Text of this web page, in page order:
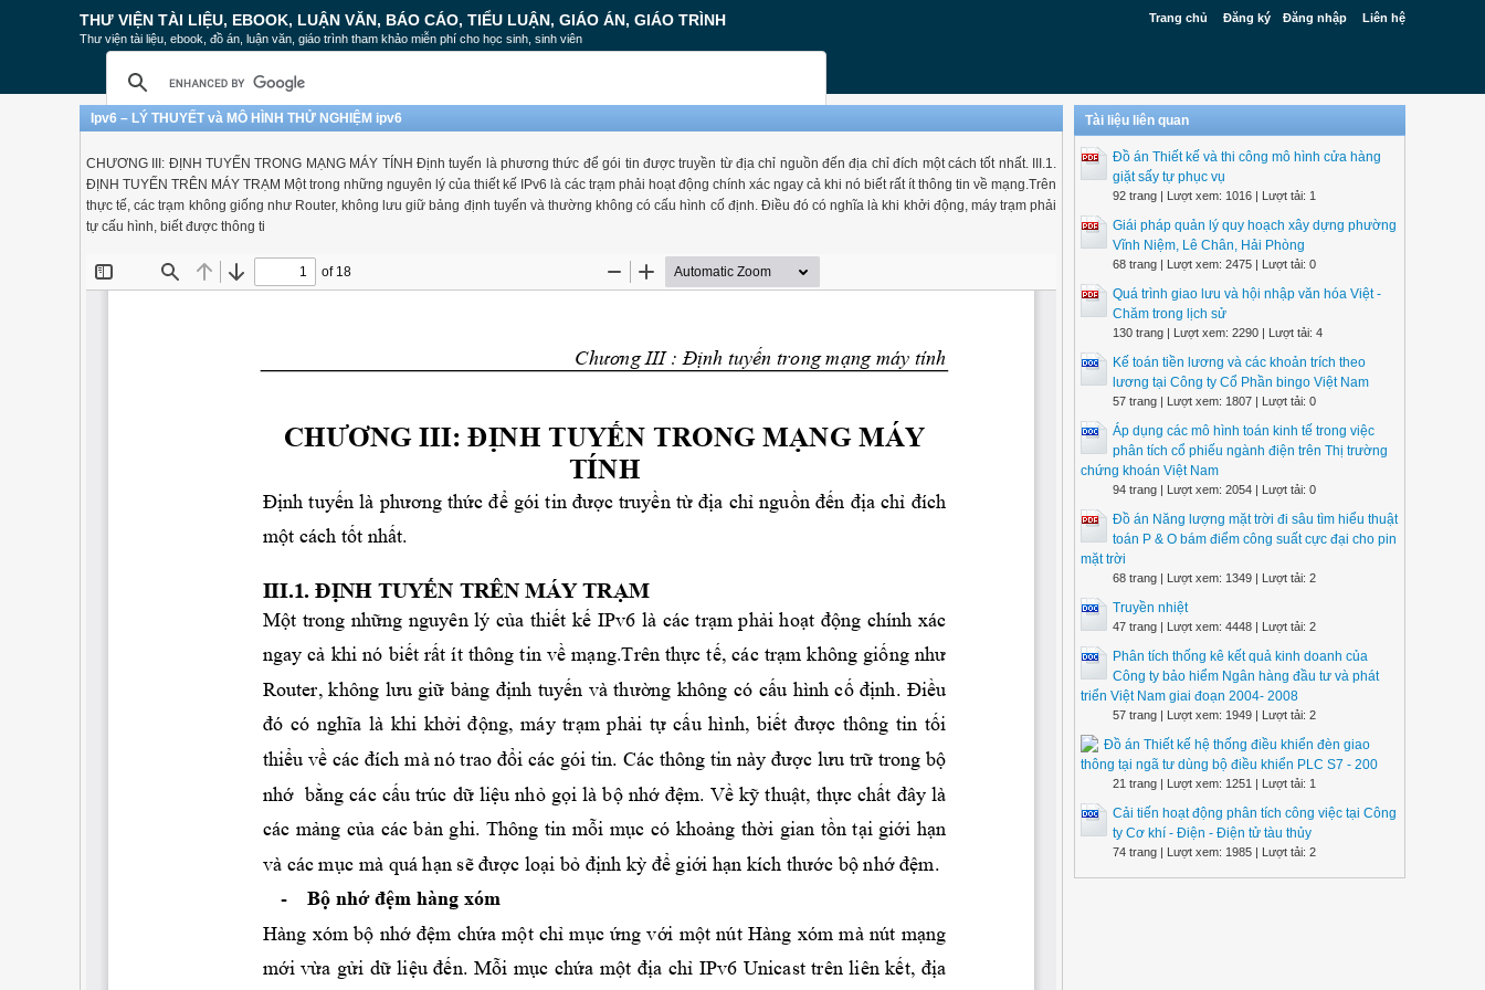
Trang chủ Đăng ký Đăng nhập Liên hệ
THƯ VIỆN TÀI LIỆU, EBOOK, LUẬN VĂN, BÁO CÁO, TIỂU LUẬN, GIÁO ÁN, GIÁO TRÌNH
Thư viện tài liệu, ebook, đồ án, luận văn, giáo trình tham khảo miễn phí cho học sinh, sinh viên
Ipv6 – LÝ THUYẾT và MÔ HÌNH THỬ NGHIỆM ipv6
CHƯƠNG III: ĐỊNH TUYẾN TRONG MẠNG MÁY TÍNH Định tuyến là phương thức để gói tin được truyền từ địa chỉ nguồn đến địa chỉ đích một cách tốt nhất. III.1.
ĐỊNH TUYẾN TRÊN MÁY TRẠM Một trong những nguyên lý của thiết kế IPv6 là các trạm phải hoạt động chính xác ngay cả khi nó biết rất ít thông tin về mạng.Trên
thực tế, các trạm không giống như Router, không lưu giữ bảng định tuyến và thường không có cấu hình cố định. Điều đó có nghĩa là khi khởi động, máy trạm phải
tự cấu hình, biết được thông ti
Tài liệu liên quan
Đồ án Thiết kế và thi công mô hình cửa hàng
giặt sấy tự phục vụ
92 trang | Lượt xem: 1016 | Lượt tải: 1
Giái pháp quản lý quy hoạch xây dựng phường
Vĩnh Niệm, Lê Chân, Hải Phòng
68 trang | Lượt xem: 2475 | Lượt tải: 0
Quá trình giao lưu và hội nhập văn hóa Việt -
Chăm trong lịch sử
130 trang | Lượt xem: 2290 | Lượt tải: 4
Kế toán tiền lương và các khoản trích theo
lương tại Công ty Cổ Phần bingo Việt Nam
57 trang | Lượt xem: 1807 | Lượt tải: 0
Áp dụng các mô hình toán kinh tế trong việc
phân tích cổ phiếu ngành điện trên Thị trường
chứng khoán Việt Nam
94 trang | Lượt xem: 2054 | Lượt tải: 0
Đồ án Năng lượng mặt trời đi sâu tìm hiểu thuật
toán P & O bám điểm công suất cực đại cho pin
mặt trời
68 trang | Lượt xem: 1349 | Lượt tải: 2
Truyền nhiệt
47 trang | Lượt xem: 4448 | Lượt tải: 2
Phân tích thống kê kết quả kinh doanh của
Công ty bảo hiểm Ngân hàng đầu tư và phát
triển Việt Nam giai đoạn 2004- 2008
57 trang | Lượt xem: 1949 | Lượt tải: 2
Đồ án Thiết kế hệ thống điều khiển đèn giao
thông tại ngã tư dùng bộ điều khiển PLC S7 - 200
21 trang | Lượt xem: 1251 | Lượt tải: 1
Cải tiến hoạt động phân tích công việc tại Công
ty Cơ khí - Điện - Điện tử tàu thủy
74 trang | Lượt xem: 1985 | Lượt tải: 2